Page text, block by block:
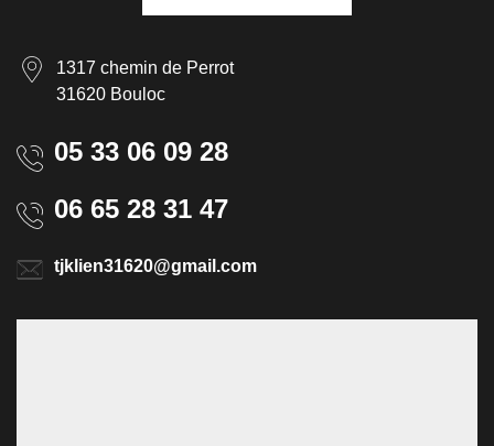
1317 chemin de Perrot
31620 Bouloc
05 33 06 09 28
06 65 28 31 47
tjklien31620@gmail.com